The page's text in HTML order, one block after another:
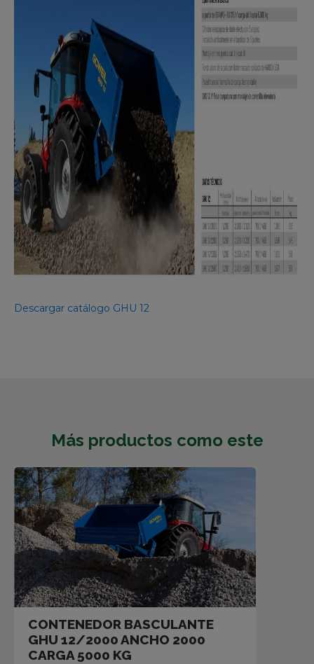
Descargar catálogo GHU 12
Más productos como este
CONTENEDOR BASCULANTE
GHU 12/2000 ANCHO 2000
CARGA 5000 KG